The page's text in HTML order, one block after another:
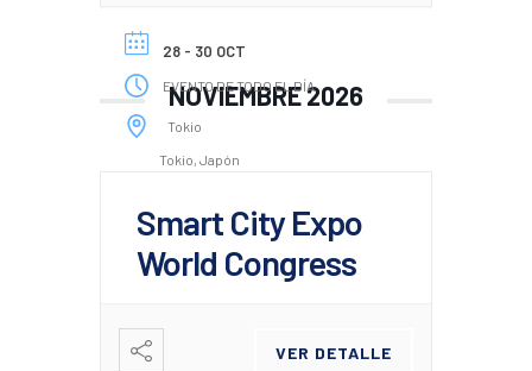
28 - 30 OCT
EVENTO DE TODO EL DÍA
Tokio
Tokio, Japón
NOVIEMBRE 2026
Smart City Expo
World Congress
VER DETALLE